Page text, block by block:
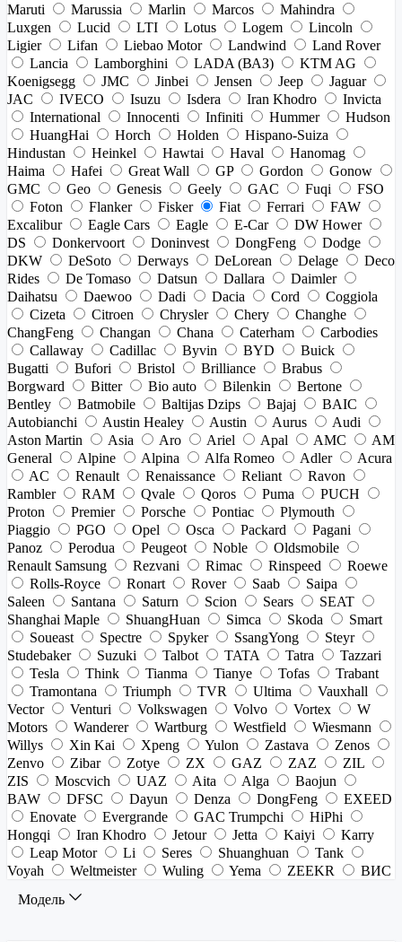
Maruti
Marussia Marlin Marcos
Mahindra
Luxgen
Lucid LTI Lotus Logem
Lincoln
Ligier
Lifan Liebao Motor Landwind
Land Rover
Lancia
Lamborghini LADA (ВАЗ)
KTM AG
Koenigsegg
JMC Jinbei Jensen Jeep
Jaguar
JAC
IVECO Isuzu Isdera Iran Khodro
Invicta
International
Innocenti Infiniti Hummer
Hudson
HuangHai
Horch Holden
Hispano-Suiza
Hindustan
Heinkel Hawtai Haval
Hanomag
Haima
Hafei Great Wall GP Gordon
Gonow
GMC
Geo Genesis Geely GAC Fuqi
FSO
Foton
Flanker Fisker Fiat Ferrari
FAW
Excalibur
Eagle Cars Eagle E-Car
DW Hower
DS
Donkervoort Doninvest DongFeng
Dodge
DKW
DeSoto Derways DeLorean Delage
Deco
Rides
De Tomaso Datsun Dallara
Daimler
Daihatsu
Daewoo Dadi Dacia Cord
Coggiola
Cizeta
Citroen Chrysler Chery
Changhe
ChangFeng
Changan Chana Caterham
Carbodies
Callaway
Cadillac Byvin BYD
Buick
Bugatti
Bufori Bristol Brilliance
Brabus
Borgward
Bitter Bio auto Bilenkin
Bertone
Bentley
Batmobile Baltijas Dzips Bajaj
BAIC
Autobianchi
Austin Healey Austin Aurus
Audi
Aston Martin
Asia Aro Ariel Apal AMC
AM
General
Alpine Alpina Alfa Romeo Adler
Acura
AC
Renault Renaissance Reliant
Ravon
Rambler
RAM Qvale Qoros Puma
PUCH
Proton
Premier Porsche Pontiac
Plymouth
Piaggio
PGO Opel Osca Packard
Pagani
Panoz
Perodua Peugeot Noble
Oldsmobile
Renault Samsung
Rezvani Rimac Rinspeed
Roewe
Rolls-Royce
Ronart Rover Saab
Saipa
Saleen
Santana Saturn Scion Sears
SEAT
Shanghai Maple
ShuangHuan Simca Skoda
Smart
Soueast
Spectre Spyker SsangYong
Steyr
Studebaker
Suzuki Talbot TATA Tatra
Tazzari
Tesla
Think Tianma Tianye Tofas
Trabant
Tramontana
Triumph TVR Ultima
Vauxhall
Vector
Venturi Volkswagen Volvo Vortex
W
Motors
Wanderer Wartburg Westfield
Wiesmann
Willys
Xin Kai Xpeng Yulon Zastava
Zenos
Zenvo
Zibar Zotye ZX GAZ ZAZ
ZIL
ZIS
Moscvich UAZ Aita Alga
Baojun
BAW
DFSC Dayun Denza DongFeng
EXEED
Enovate
Evergrande GAC Trumpchi
HiPhi
Hongqi
Iran Khodro Jetour Jetta Kaiyi
Karry
Leap Motor
Li Seres Shuanghuan
Tank
Voyah
Weltmeister Wuling Yema ZEEKR
ВИС
Модель